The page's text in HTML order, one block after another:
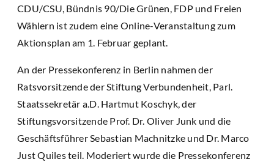
CDU/CSU, Bündnis 90/Die Grünen, FDP und Freien
Wählern ist zudem eine Online-Veranstaltung zum
Aktionsplan am 1. Februar geplant.
An der Pressekonferenz in Berlin nahmen der
Ratsvorsitzende der Stiftung Verbundenheit, Parl.
Staatssekretär a.D. Hartmut Koschyk, der
Stiftungsvorsitzende Prof. Dr. Oliver Junk und die
Geschäftsführer Sebastian Machnitzke und Dr. Marco
Just Quiles teil. Moderiert wurde die Pressekonferenz